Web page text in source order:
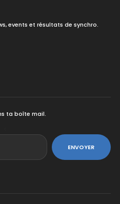
events et résultats de synchro.
ta boîte mail.
ENVOYER